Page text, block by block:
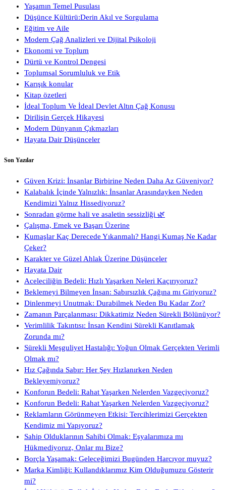
Yaşamın Temel Pusulası
Düşünce Kültürü:Derin Akıl ve Sorgulama
Eğitim ve Aile
Modern Çağ Analizleri ve Dijital Psikoloji
Ekonomi ve Toplum
Dürtü ve Kontrol Dengesi
Toplumsal Sorumluluk ve Etik
Karışık konular
Kitap özetleri
İdeal Toplum Ve İdeal Devlet Altın Çağ Konusu
Dirilişin Gerçek Hikayesi
Modern Dünyanın Çıkmazları
Hayata Dair Düşünceler
Son Yazılar
Güven Krizi: İnsanlar Birbirine Neden Daha Az Güveniyor?
Kalabalık İçinde Yalnızlık: İnsanlar Arasındayken Neden
Kendimizi Yalnız Hissediyoruz?
Sonradan görme hali ve asaletin sessizliği 🌿
Çalışma, Emek ve Başarı Üzerine
Kumaşlar Kaç Derecede Yıkanmalı? Hangi Kumaş Ne Kadar
Çeker?
Karakter ve Güzel Ahlak Üzerine Düşünceler
Hayata Dair
Aceleciliğin Bedeli: Hızlı Yaşarken Neleri Kaçırıyoruz?
Beklemeyi Bilmeyen İnsan: Sabırsızlık Çağına mı Giriyoruz?
Dinlenmeyi Unutmak: Durabilmek Neden Bu Kadar Zor?
Zamanın Parçalanması: Dikkatimiz Neden Sürekli Bölünüyor?
Verimlilik Takıntısı: İnsan Kendini Sürekli Kanıtlamak
Zorunda mı?
Sürekli Meşguliyet Hastalığı: Yoğun Olmak Gerçekten Verimli
Olmak mı?
Hız Çağında Sabır: Her Şey Hızlanırken Neden
Bekleyemiyoruz?
Konforun Bedeli: Rahat Yaşarken Nelerden Vazgeçiyoruz?
Konforun Bedeli: Rahat Yaşarken Nelerden Vazgeçiyoruz?
Reklamların Görünmeyen Etkisi: Tercihlerimizi Gerçekten
Kendimiz mi Yapıyoruz?
Sahip Olduklarının Sahibi Olmak: Eşyalarımıza mı
Hükmediyoruz, Onlar mı Bize?
Borçla Yaşamak: Geleceğimizi Bugünden Harcıyor muyuz?
Marka Kimliği: Kullandıklarımız Kim Olduğumuzu Gösterir
mi?